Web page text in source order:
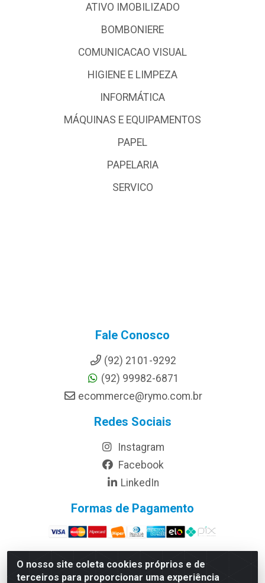
O nosso site coleta cookies próprios e de
terceiros para proporcionar uma experiência
ATIVO IMOBILIZADO
BOMBONIERE
COMUNICACAO VISUAL
HIGIENE E LIMPEZA
INFORMÁTICA
MÁQUINAS E EQUIPAMENTOS
PAPEL
PAPELARIA
SERVICO
Fale Conosco
(92) 2101-9292
(92) 99982-6871
ecommerce@rymo.com.br
Redes Sociais
Instagram
Facebook
LinkedIn
Formas de Pagamento
Rymo Imagem e Produtos Gráficos da Amazonia LTDA -